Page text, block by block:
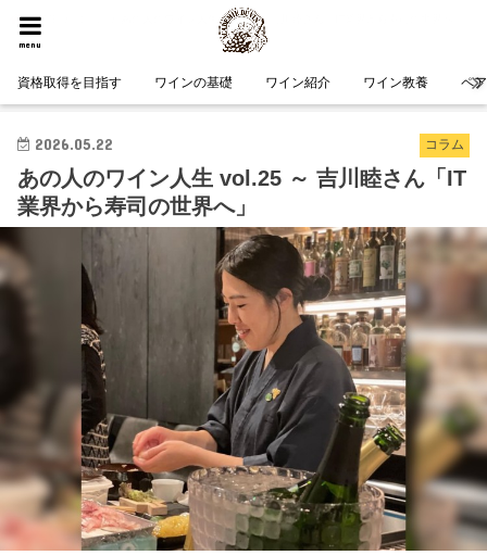
menu
資格取得を目指す ワインの基礎 ワイン紹介 ワイン教養 ペ
HOME あの人のワイン人生 vol.25 ～ 吉川睦さん「IT業界から寿司の世界へ」
コラム
2026.05.22
あの人のワイン人生 vol.25 ～ 吉川睦さん「IT
業界から寿司の世界へ」